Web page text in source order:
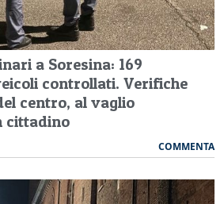
a Soresina: 169
controllati. Verifiche
centro, al vaglio
cittadino
COMMENTA